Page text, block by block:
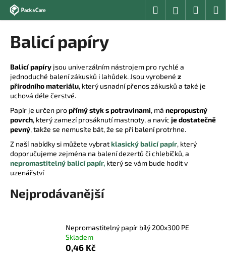
Přejít
obsah
HledatPřihlášení
Balicí papíry
Balicí papíry jsou univerzálním nástrojem pro rychlé a
jednoduché balení zákusků i lahůdek. Jsou vyrobené z
přírodního materiálu, který usnadní přenos zákusků a také je
uchová déle čerstvé.
Papír je určen propřímý styk s potravinami, má nepropustný
povrch, který zamezí prosáknutí mastnoty, a navícje dostatečně
pevný, takže se nemusíte bát, že se při balení protrhne.
Z naší nabídky si můžete vybratklasický balicí papír, který
doporučujeme zejména na balení dezertů či chlebíčků, a
nepromastitelný balicí papír, který se vám bude hodit v
uzenářství
Nejprodávanější
Nepromastitelný papír bílý 200x300 PE
Skladem
0,46 Kč
o
o
p
o
t
ř
e
b
u
j
e
t